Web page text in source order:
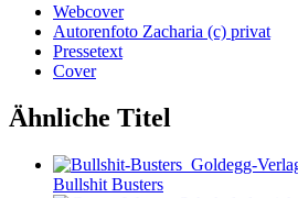
Webcover
Autorenfoto Zacharia (c) privat
Pressetext
Cover
Ähnliche Titel
Bullshit Busters